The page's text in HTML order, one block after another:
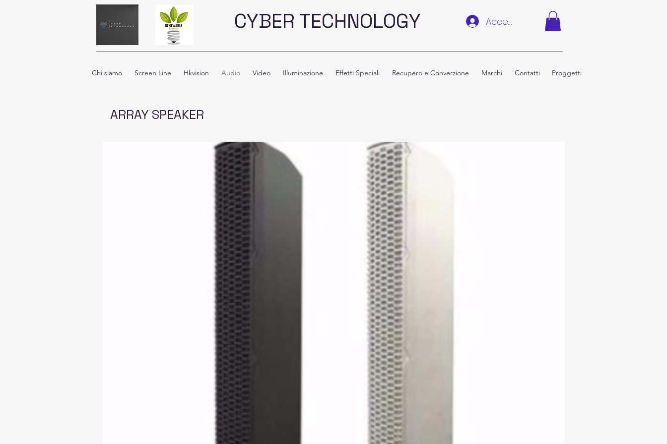
CYBER TECHNOLOGY Accedi
Chi siamo Screen Line Hkvision Audio Video Illuminazione Effetti Speciali Recupero e Converzione Marchi Contatti Proggetti
ARRAY SPEAKER